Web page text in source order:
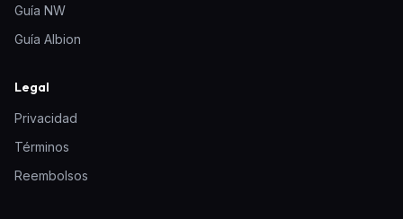
Guía NW
Guía Albion
Legal
Privacidad
Términos
Reembolsos